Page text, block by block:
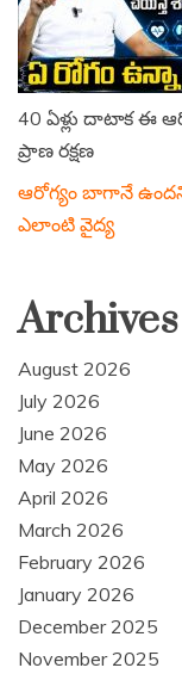
40 ఏళ్లు దాటాక ఈ
ప్రాణ రక్షణ
ఆరోగ్యం బాగానే
ఎలాంటి వైద్య
Archives
August 2026
July 2026
June 2026
May 2026
April 2026
March 2026
February 2026
January 2026
December 2025
November 2025